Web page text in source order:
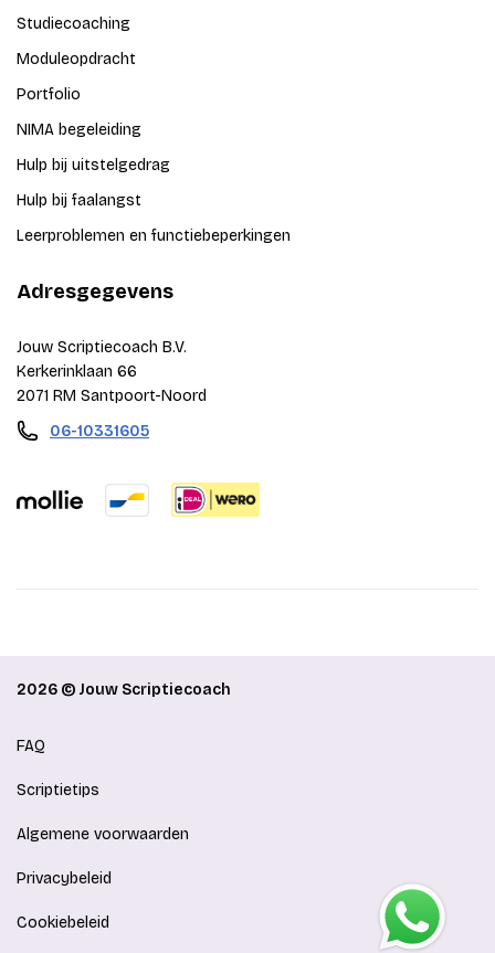
Studiecoaching
Moduleopdracht
Portfolio
NIMA begeleiding
Hulp bij uitstelgedrag
Hulp bij faalangst
Leerproblemen en functiebeperkingen
Adresgegevens
Jouw Scriptiecoach B.V.
Kerkerinklaan 66
2071 RM Santpoort-Noord
06-10331605
2026 © Jouw Scriptiecoach
FAQ
Scriptietips
Algemene voorwaarden
Privacybeleid
Cookiebeleid